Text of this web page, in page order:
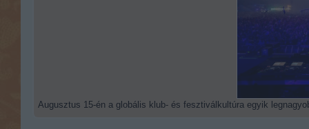
Augusztus 15-én a globális klub- és fesztiválkultúra egyik